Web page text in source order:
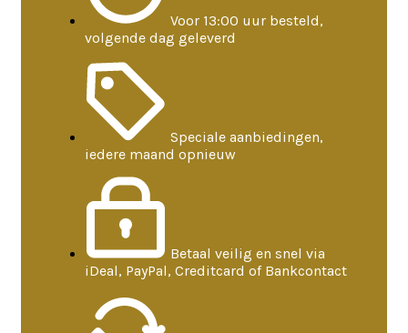
Voor 13:00 uur besteld,
volgende dag geleverd
Speciale aanbiedingen,
iedere maand opnieuw
Betaal veilig en snel via
iDeal, PayPal, Creditcard of Bankcontact